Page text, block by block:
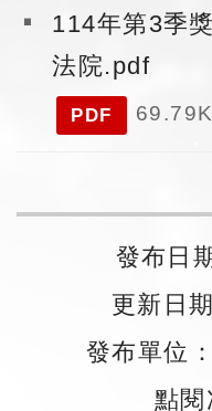
114年第3季
法院.pdf
PDF
發布日
更新日
發布單位
點閱